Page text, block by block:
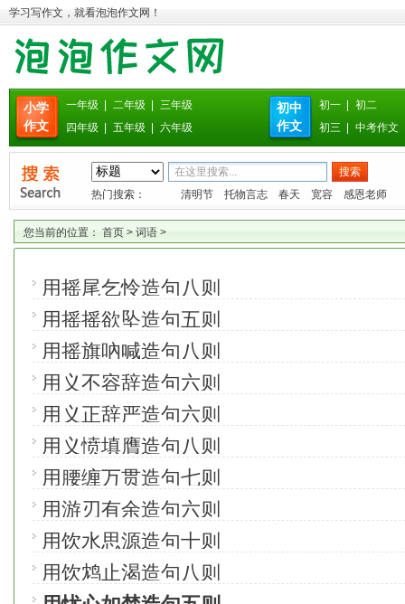
学习写作文，就看泡泡作文网！
小学
作文
一年级 二年级
三年级
四年级
五年级 六年级
初中
作文
初一
初二
初三
中考作文
热门搜索： 清明节 托物言志 春天 宽容 感恩老师
您当前的位置： 首页 > 词语 >
用摇尾乞怜造句八则
用摇摇欲坠造句五则
用摇旗吶喊造句八则
用义不容辞造句六则
用义正辞严造句六则
用义愤填膺造句八则
用腰缠万贯造句七则
用游刃有余造句六则
用饮水思源造句十则
用饮鸩止渴造句八则